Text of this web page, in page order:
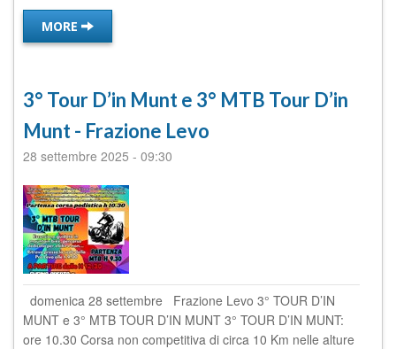
MORE
3° Tour D’in Munt e 3° MTB Tour D’in
Munt - Frazione Levo
28 settembre 2025 - 09:30
domenica 28 settembre Frazione Levo 3° TOUR D’IN
MUNT e 3° MTB TOUR D’IN MUNT 3° TOUR D’IN MUNT:
ore 10.30 Corsa non competitiva di circa 10 Km nelle alture